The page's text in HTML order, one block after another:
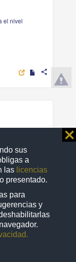
sus
a
las licencias
presentado.
para
y
⨯
el nivel
share